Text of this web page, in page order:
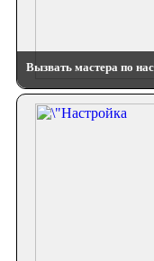
Вызвать мастера по